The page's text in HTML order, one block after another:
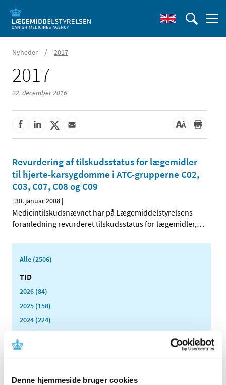
Denne hjemmeside bruger cookies
Nyheder / 2017
2017
22. december 2016
Revurdering af tilskudsstatus for lægemidler
til hjerte-karsygdomme i ATC-grupperne C02,
C03, C07, C08 og C09
|30. januar 2008 |
Medicintilskudsnævnet har på Lægemiddelstyrelsens
foranledning revurderet tilskudsstatus for lægemidler,…
Alle (2506)
TID
2026 (84)
2025 (158)
2024 (224)
2023 (195)
2022 (197)
2021 (516)
2020 (263)